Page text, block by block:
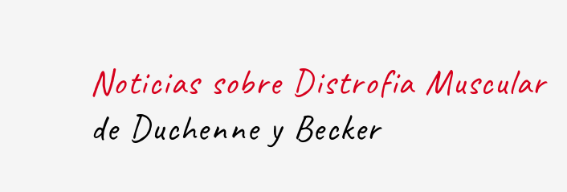
Noticias sobre Distrofia Muscular
de Duchenne y Becker